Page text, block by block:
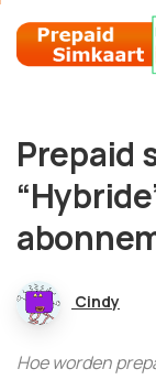
Prepaid
Cindy
Hoe worden